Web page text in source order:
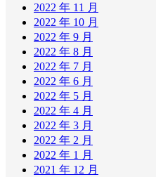
2022 年 11 月
2022 年 10 月
2022 年 9 月
2022 年 8 月
2022 年 7 月
2022 年 6 月
2022 年 5 月
2022 年 4 月
2022 年 3 月
2022 年 2 月
2022 年 1 月
2021 年 12 月